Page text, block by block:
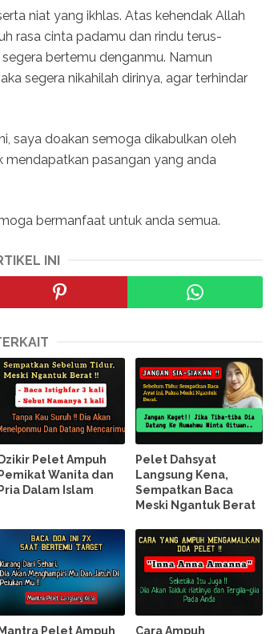
niat yang ikhlas. Atas kehendak Allah
rasa cinta padamu dan rindu terus-
bertemu denganmu. Namun
segera nikahilah dirinya, agar terhindar
saya doakan semoga dikabulkan oleh
pasangan yang anda
bermanfaat untuk anda semua.
INI
Dzikir Pelet Ampuh
Pemikat Wanita dan
Pria Dalam Islam
Pelet Dahsyat
Langsung Kena,
Sempatkan Baca
Meski Ngantuk Berat
Pelet Ampuh Cara Ampuh